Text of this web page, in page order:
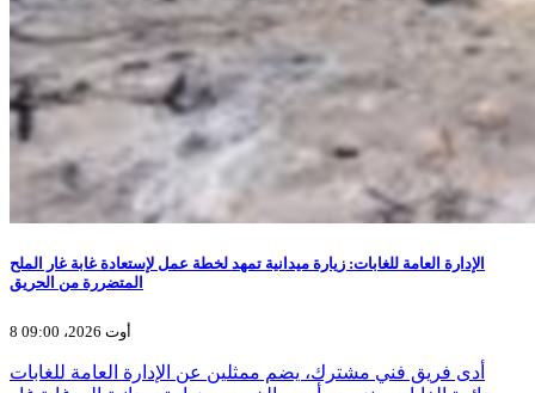
الإدارة العامة للغابات: زيارة ميدانية تمهد لخطة عمل لإستعادة غابة غار الملح
المتضررة من الحريق
8 أوت 2026، 09:00
أدى فريق فني مشترك، يضم ممثلين عن الإدارة العامة للغابات